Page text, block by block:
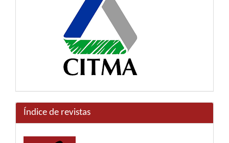
Índice de revistas